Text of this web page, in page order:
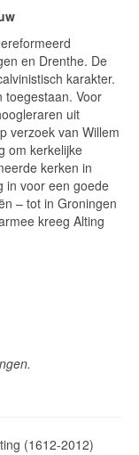
en Drenthe. De
karakter.
toegestaan. Voor
uit
verzoek van Willem
om kerkelijke
kerken in
in voor een goede
– tot in Groningen
kreeg Alting
(1612-2012)